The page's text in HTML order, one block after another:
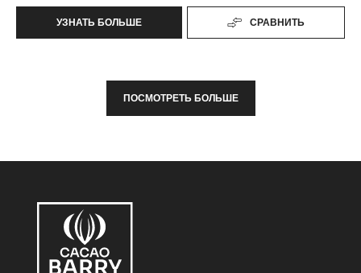
УЗНАТЬ БОЛЬШЕ
-
СРАВНИТЬ
ПОСМОТРЕТЬ БОЛЬШЕ